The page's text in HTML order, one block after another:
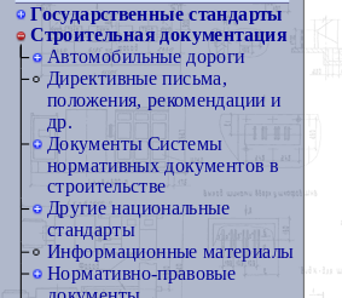
Государственные стандарты
Строительная документация
Автомобильные дороги
Директивные письма,
положения, рекомендации и
др.
Документы Системы
нормативных документов в
строительстве
Другие национальные
стандарты
Информационные материалы
Нормативно-правовые